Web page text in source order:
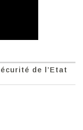
de l’Etat